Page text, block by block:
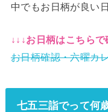
中でもお日柄が良い
↓↓↓お日柄はこちら
お日柄確認・六曜カ
七五三詣でって何